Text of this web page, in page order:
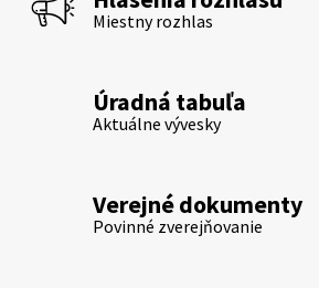
Miestny rozhlas
Úradná tabuľa
Aktuálne vývesky
Verejné dokumenty
Povinné zverejňovanie